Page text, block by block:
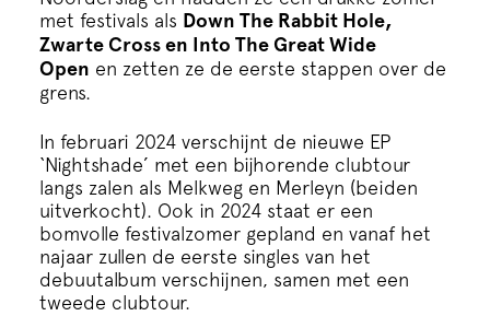
met festivals als Down The Rabbit Hole,
Zwarte Cross en Into The Great Wide
Open en zetten ze de eerste stappen over de
grens.
In februari 2024 verschijnt de nieuwe EP
‘Nightshade’ met een bijhorende clubtour
langs zalen als Melkweg en Merleyn (beiden
uitverkocht). Ook in 2024 staat er een
bomvolle festivalzomer gepland en vanaf het
najaar zullen de eerste singles van het
debuutalbum verschijnen, samen met een
tweede clubtour.